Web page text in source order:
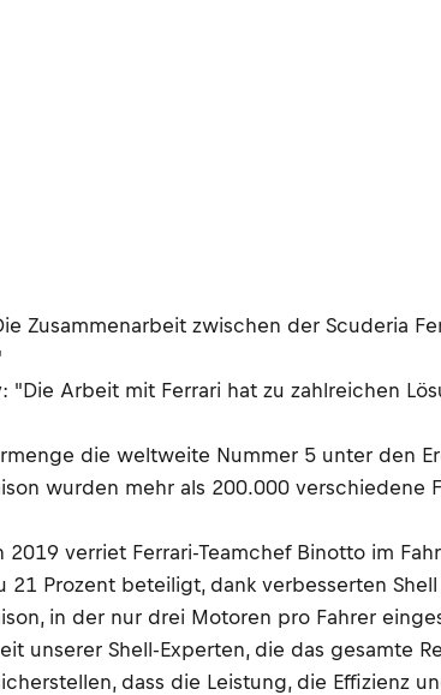
Zusammenarbeit zwischen der Scuderia
"Die Arbeit mit Ferrari hat zu zahlreichen
die weltweite Nummer 5 unter den
wurden mehr als 200.000
2019 verriet Ferrari-Teamchef Binotto im
21 Prozent beteiligt, dank verbesserten
in der nur drei Motoren pro Fahrer
unserer Shell-Experten, die das gesamte
dass die Leistung, die Effizienz